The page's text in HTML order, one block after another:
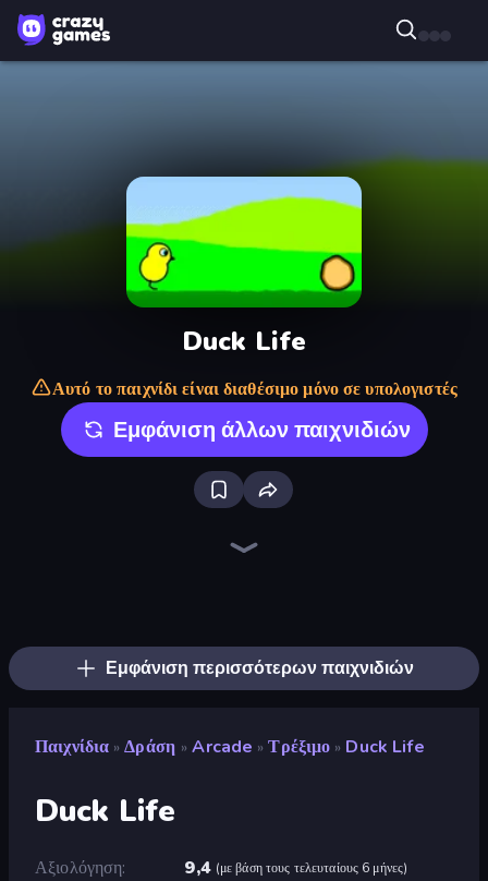
Duck Life
Αυτό το παιχνίδι είναι διαθέσιμο μόνο σε υπολογιστές
Εμφάνιση άλλων παιχνιδιών
Εμφάνιση περισσότερων παιχνιδιών
Παιχνίδια » Δράση » Arcade » Τρέξιμο » Duck Life
Duck Life
Αξιολόγηση 9,4 (με βάση τους τελευταίους 6 μήνες)